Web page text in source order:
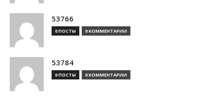
53766
0 ПОСТЫ 0 КОММЕНТАРИИ
53784
0 ПОСТЫ 0 КОММЕНТАРИИ